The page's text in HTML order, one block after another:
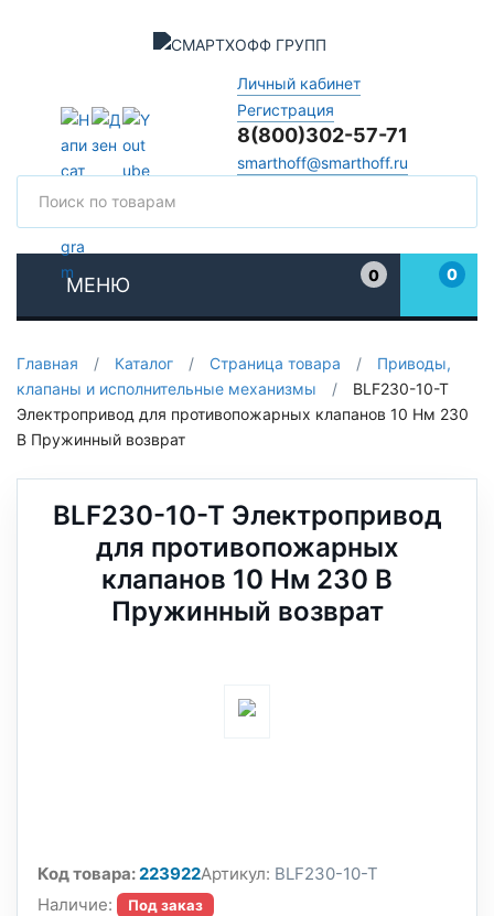
Личный кабинет
Регистрация
8(800)302-57-71
smarthoff@smarthoff.ru
МЕНЮ
0
0
Главная / Каталог / Страница товара /
Приводы,
клапаны и исполнительные механизмы
/
BLF230-10-T
Электропривод для противопожарных клапанов 10 Нм 230
В Пружинный возврат
BLF230-10-T Электропривод
для противопожарных
клапанов 10 Нм 230 В
Пружинный возврат
Код товара:223922Артикул: BLF230-10-T
Наличие:
Под заказ